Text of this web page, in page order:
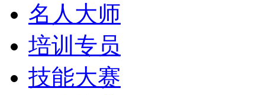
名人大师
培训专员
技能大赛